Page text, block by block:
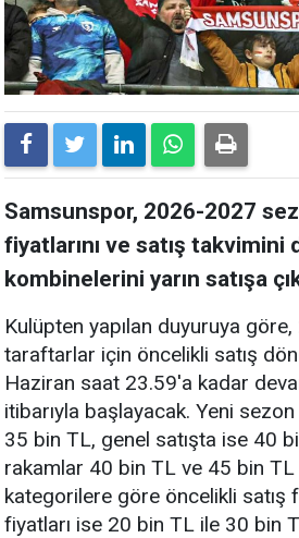
Samsunspor, 2026-2027
fiyatlarını ve satış takvimini
kombinelerini yarın satışa
Kulüpten yapılan duyuruya
taraftarlar için öncelikli satış
Haziran saat 23.59'a kadar
itibarıyla başlayacak. Yeni
35 bin TL, genel satışta ise 40
rakamlar 40 bin TL ve 45 bin TL
kategorilere göre öncelikli satış
fiyatları ise 20 bin TL ile 30 bin